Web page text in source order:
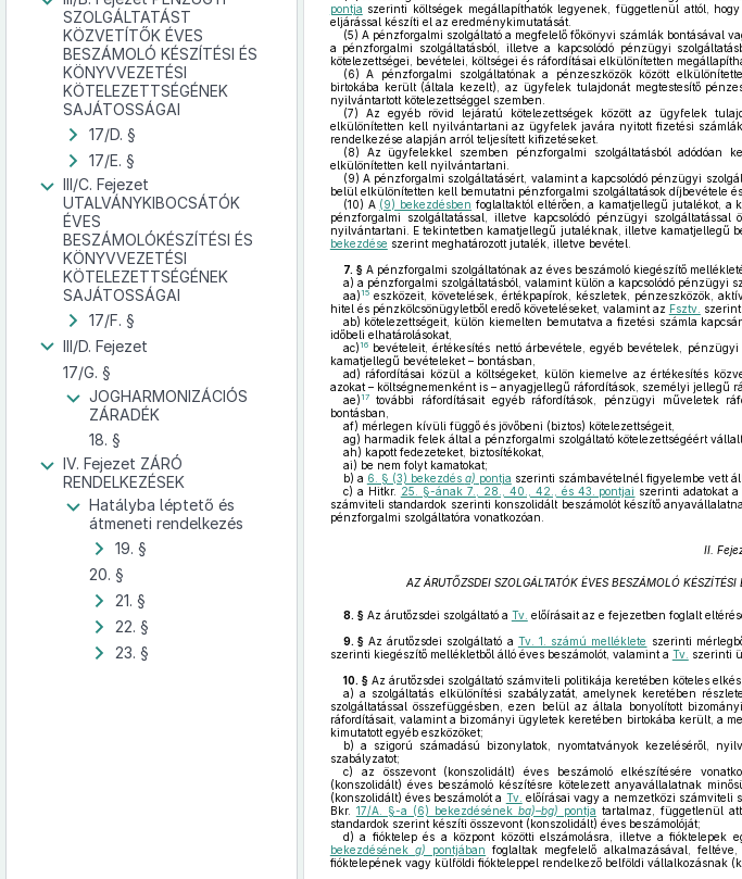
SZOLGÁLTATÁST
KÖZVETÍTŐK ÉVES
BESZÁMOLÓ KÉSZÍTÉSI ÉS
KÖNYVVEZETÉSI
KÖTELEZETTSÉGÉNEK
SAJÁTOSSÁGAI
17/D. §
17/E. §
III/C. Fejezet
UTALVÁNYKIBOCSÁTÓK
ÉVES
BESZÁMOLÓKÉSZÍTÉSI ÉS
KÖNYVVEZETÉSI
KÖTELEZETTSÉGÉNEK
SAJÁTOSSÁGAI
17/F. §
III/D. Fejezet
17/G. §
JOGHARMONIZÁCIÓS
ZÁRADÉK
18. §
IV. Fejezet ZÁRÓ
RENDELKEZÉSEK
Hatályba léptető és
átmeneti rendelkezés
19. §
20. §
21. §
22. §
23. §
pontja szerinti költségek megállapíthatók legyenek, függetlenül attól,
eljárással készíti el az eredménykimutatását.
(5) A pénzforgalmi szolgáltató a megfelelő főkönyvi számlák bontásával
a pénzforgalmi szolgáltatásból, illetve a kapcsolódó pénzügyi
kötelezettségei, bevételei, költségei és ráfordításai elkülönítetten
(6) A pénzforgalmi szolgáltatónak a pénzeszközök között
birtokába került (általa kezelt), az ügyfelek tulajdonát megtestesítő
nyilvántartott kötelezettséggel szemben.
(7) Az egyéb rövid lejáratú kötelezettségek között az ügyfelek
elkülönítetten kell nyilvántartani az ügyfelek javára nyitott fizetési
rendelkezése alapján arról teljesített kifizetéseket.
(8) Az ügyfelekkel szemben pénzforgalmi szolgáltatásból adódóan
elkülönítetten kell nyilvántartani.
(9) A pénzforgalmi szolgáltatásért, valamint a kapcsolódó pénzügyi
belül elkülönítetten kell bemutatni pénzforgalmi szolgáltatások díjbevétele
(10) A (9) bekezdésben foglaltaktól eltérően, a kamatjellegű jutalékot, a
pénzforgalmi szolgáltatással, illetve kapcsolódó pénzügyi
nyilvántartani. E tekintetben kamatjellegű jutaléknak, illetve kamatjellegű
bekezdése szerint meghatározott jutalék, illetve bevétel.
7. §A pénzforgalmi szolgáltatónak az éves beszámoló kiegészítő
a) a pénzforgalmi szolgáltatásból, valamint külön a kapcsolódó pénzügyi
aa) 15eszközeit, követelések, értékpapírok, készletek, pénzeszközök,
hitel és pénzkölcsönügyletből eredő követeléseket, valamint az Fsztv.
ab) kötelezettségeit, külön kiemelten bemutatva a fizetési számla
időbeli elhatárolásokat,
ac) 16bevételeit, értékesítés nettó árbevétele, egyéb bevételek,
kamatjellegű bevételeket – bontásban,
ad) ráfordításai közül a költségeket, külön kiemelve az értékesítés
azokat – költségnemenként is – anyagjellegű ráfordítások, személyi jellegű
ae) 17további ráfordításait egyéb ráfordítások, pénzügyi műveletek
bontásban,
af) mérlegen kívüli függő és jövőbeni (biztos) kötelezettségeit,
ag) harmadik felek által a pénzforgalmi szolgáltató kötelezettségéért
ah) kapott fedezeteket, biztosítékokat,
ai) be nem folyt kamatokat;
b) a 6. § (3) bekezdés a) pontja szerinti számbavételnél figyelembe vett
c) a Hitkr. 25. §-ának 7., 28., 40., 42., és 43. pontjai szerinti adatokat
számviteli standardok szerinti konszolidált beszámolót készítő
pénzforgalmi szolgáltatóra vonatkozóan.
II.
AZ ÁRUTŐZSDEI SZOLGÁLTATÓK ÉVES BESZÁMOLÓ
8. §Az árutőzsdei szolgáltató a Tv. előírásait az e fejezetben foglalt
9. §Az árutőzsdei szolgáltató a Tv. 1. számú melléklete szerinti
szerinti kiegészítő mellékletből álló éves beszámolót, valamint a Tv. szerinti
10. §Az árutőzsdei szolgáltató számviteli politikája keretében köteles
a) a szolgáltatás elkülönítési szabályzatát, amelynek keretében
szolgáltatással összefüggésben, ezen belül az általa bonyolított
ráfordításait, valamint a bizományi ügyletek keretében birtokába került, a
kimutatott egyéb eszközöket;
b) a szigorú számadású bizonylatok, nyomtatványok kezeléséről,
szabályzatot;
c) az összevont (konszolidált) éves beszámoló elkészítésére
(konszolidált) éves beszámoló készítésre kötelezett anyavállalatnak
(konszolidált) éves beszámolót a Tv. előírásai vagy a nemzetközi számviteli
Bkr. 17/A. §-a (6) bekezdésének ba)–bg) pontja tartalmaz, függetlenül
standardok szerint készíti összevont (konszolidált) éves beszámolóját;
d) a fióktelep és a központ közötti elszámolásra, illetve a fióktelepek
bekezdésének g) pontjában foglaltak megfelelő alkalmazásával,
fióktelepének vagy külföldi fiókteleppel rendelkező belföldi vállalkozásnak